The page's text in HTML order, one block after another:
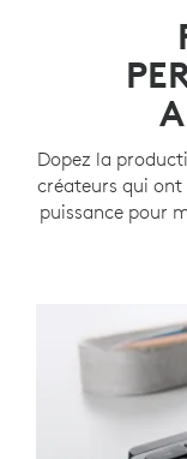
Dopez la
créateurs qui ont
puissance pour